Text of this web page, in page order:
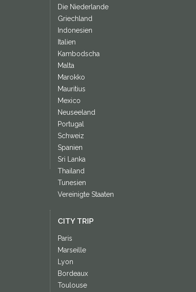
Die Niederlande
Griechland
Indonesien
Italien
Kambodscha
Malta
Marokko
Mauritius
Mexico
Neuseeland
Portugal
Schweiz
Spanien
Sri Lanka
Thailand
Tunesien
Vereinigte Staaten
CITY TRIP
Paris
Marseille
Lyon
Bordeaux
Toulouse